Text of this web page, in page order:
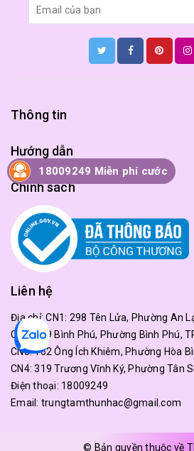
Thông tin
Hướng dẫn
Chính sách
Liên hệ
Địa chỉ:CN1: 298 Tên Lửa, Phường An
CN2: 179 Bình Phú, Phường Bình Phú,
CN3: 162 Ông Ích Khiêm, Phường Hòa
CN4: 319 Trương Vĩnh Ký, Phường Tân
Điện thoại: 18009249
Email: trungtamthunhac@gmail.com
© Bản quyền thuộc về
18009249 Miễn phí cước